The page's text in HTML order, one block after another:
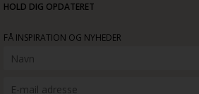
HOLD DIG OPDATERET
FÅ INSPIRATION OG NYHEDER